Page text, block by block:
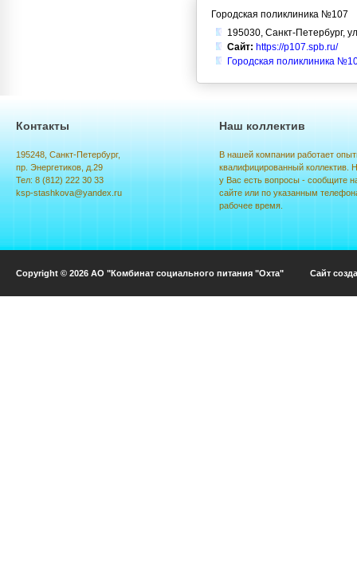
Городская поликлиника №107
195030, Санкт-Петербург,
Сайт: https://p107.spb.ru/
Городская поликлиника
Контакты
195248, Санкт-Петербург,
пр. Энергетиков, д.29
Тел: 8 (812) 222 30 33
ksp-stashkova@yandex.ru
Наш коллектив
В нашей компании работает
квалифицированный коллектив.
у Вас есть вопросы - сообщите
сайте или по указанным
рабочее время.
Copyright © 2026 АО "Комбинат социального питания "Охта" Сайт